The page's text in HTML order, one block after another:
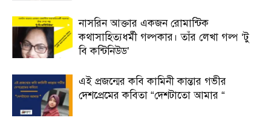
নাসরিন আক্তার একজন রোমান্টিক
কথাসাহিত্যধর্মী গল্পকার। তাঁর লেখা গল্প ‘টু
বি কন্টিনিউড’
এই প্রজন্মের কবি কামিনী কান্তার গভীর
দেশপ্রেমের কবিতা “দেশটাতো আমার “